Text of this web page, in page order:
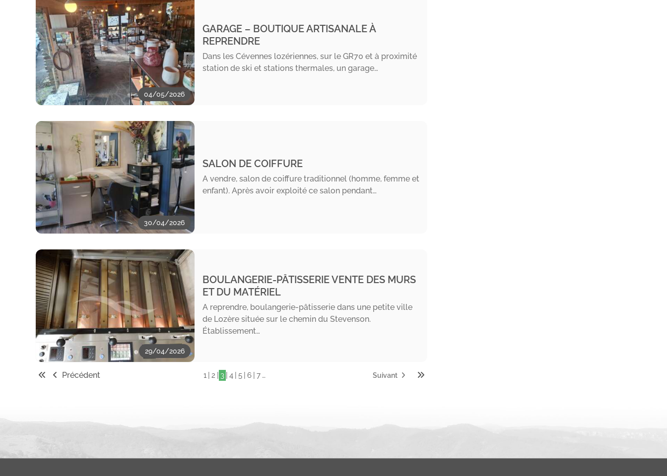
04/05/2026
GARAGE – BOUTIQUE ARTISANALE À
REPRENDRE
Dans les Cévennes lozériennes, sur le GR70 et à proximité
station de ski et stations thermales, un garage…
30/04/2026
SALON DE COIFFURE
A vendre, salon de coiffure traditionnel (homme, femme et
enfant). Après avoir exploité ce salon pendant…
29/04/2026
BOULANGERIE-PÂTISSERIE VENTE DES MURS
ET DU MATÉRIEL
A reprendre, boulangerie-pâtisserie dans une petite ville
de Lozère située sur le chemin du Stevenson.
Établissement…
Précédent 1 2 3 4 5 6 7 … Suivant